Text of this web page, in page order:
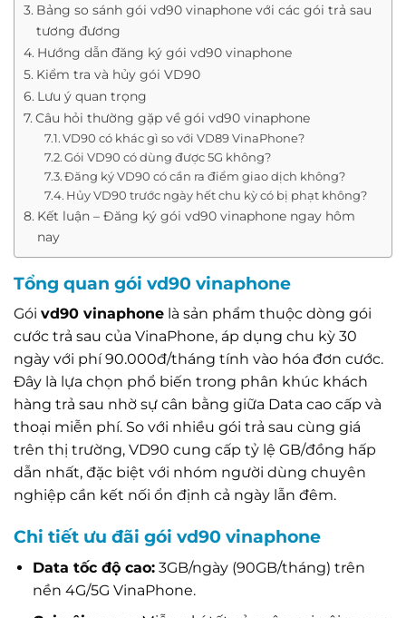
Bảng so sánh gói vd90 vinaphone với các gói trả sau
tương đương
Hướng dẫn đăng ký gói vd90 vinaphone
Kiểm tra và hủy gói VD90
Lưu ý quan trọng
Câu hỏi thường gặp về gói vd90 vinaphone
VD90 có khác gì so với VD89 VinaPhone?
Gói VD90 có dùng được 5G không?
Đăng ký VD90 có cần ra điểm giao dịch không?
Hủy VD90 trước ngày hết chu kỳ có bị phạt không?
Kết luận – Đăng ký gói vd90 vinaphone ngay hôm
nay
Tổng quan gói vd90 vinaphone
Gói vd90 vinaphone là sản phẩm thuộc dòng gói
cước trả sau của VinaPhone, áp dụng chu kỳ 30
ngày với phí 90.000đ/tháng tính vào hóa đơn cước.
Đây là lựa chọn phổ biến trong phân khúc khách
hàng trả sau nhờ sự cân bằng giữa Data cao cấp và
thoại miễn phí. So với nhiều gói trả sau cùng giá
trên thị trường, VD90 cung cấp tỷ lệ GB/đồng hấp
dẫn nhất, đặc biệt với nhóm người dùng chuyên
nghiệp cần kết nối ổn định cả ngày lẫn đêm.
Chi tiết ưu đãi gói vd90 vinaphone
Data tốc độ cao:3GB/ngày (90GB/tháng) trên
nền 4G/5G VinaPhone.